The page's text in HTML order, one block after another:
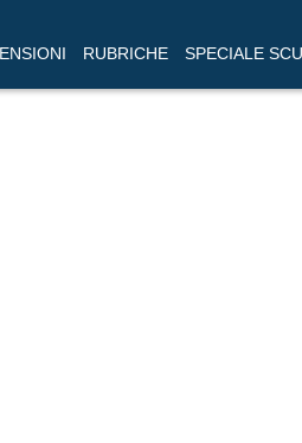
RUBRICHE SPECIALE